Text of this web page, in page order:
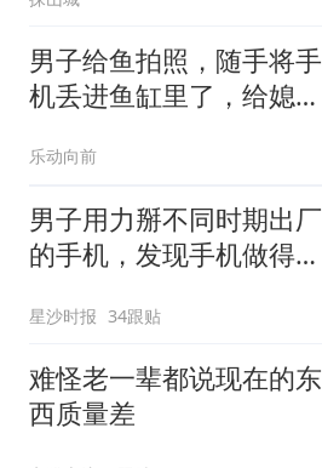
男子给鱼拍照，随手将手
机丢进鱼缸里了，给媳妇
乐动向前
男子用力掰不同时期出厂
的手机，发现手机做得越
试成本有点高啊
星沙时报 34跟贴
难怪老一辈都说现在的东
西质量差